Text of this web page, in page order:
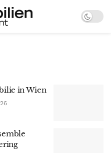
in Wien